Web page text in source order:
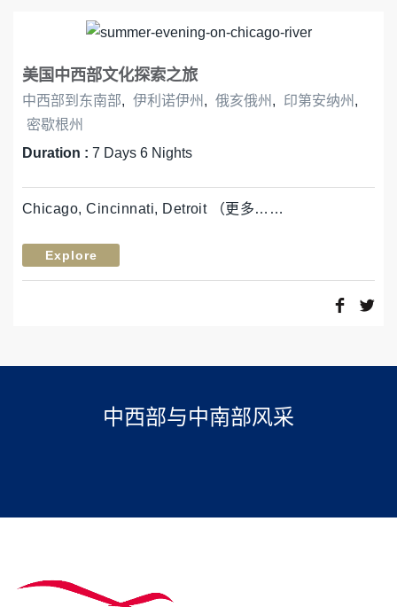
美国中西部文化探索之旅
中西部到东南部, 伊利诺伊州 , 俄亥俄州 , 印第安纳州 ,
密歇根州
Duration : 7 Days 6 Nights
Chicago, Cincinnati, Detroit （更多……
Explore
中西部与中南部风采